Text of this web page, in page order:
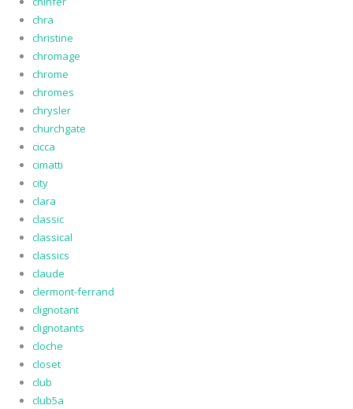
chra
christine
chromage
chrome
chromes
chrysler
churchgate
cicca
cimatti
city
clara
classic
classical
classics
claude
clermont-ferrand
clignotant
clignotants
cloche
closet
club
club5a